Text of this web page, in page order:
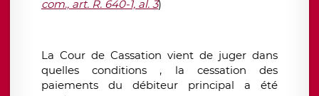
com., art. R. 640-1, al. 3)
La Cour de Cassation vient de juger dans
quelles conditions , la cessation des
paiements du débiteur principal a été